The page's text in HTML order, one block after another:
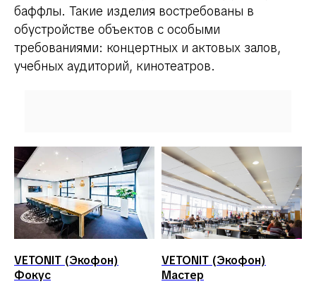
баффлы. Такие изделия востребованы в
обустройстве объектов с особыми
требованиями: концертных и актовых залов,
учебных аудиторий, кинотеатров.
VETONIT (Экофон)
Фокус
VETONIT (Экофон)
Мастер